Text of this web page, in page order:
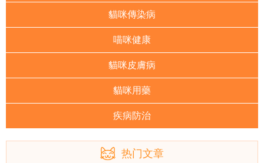
貓咪傳染病
喵咪健康
貓咪皮膚病
貓咪用藥
疾病防治
热门文章